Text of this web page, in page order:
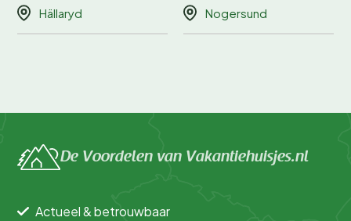
Hällaryd Nogersund
De Voordelen van Vakantiehuisjes.nl
Actueel & betrouwbaar